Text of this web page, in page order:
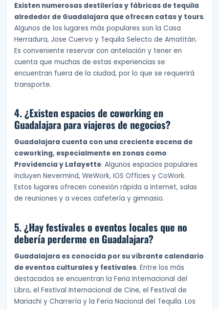
Existen numerosas destilerías y fábricas de tequila
alrededor de Guadalajara que ofrecen catas y tours.
Algunos de los lugares más populares son la Casa
Herradura, Jose Cuervo y Tequila Selecto de Amatitán.
Es conveniente reservar con antelación y tener en
cuenta que muchas de estas experiencias se
encuentran fuera de la ciudad, por lo que se requerirá
transporte.
4. ¿Existen espacios de coworking en
Guadalajara para viajeros de negocios?
Guadalajara cuenta con una creciente escena de
coworking, especialmente en zonas como
Providencia y Lafayette. Algunos espacios populares
incluyen Nevermind, WeWork, IOS Offices y CoWork.
Estos lugares ofrecen conexión rápida a internet, salas
de reuniones y a veces cafetería y gimnasio.
5. ¿Hay festivales o eventos locales que no
debería perderme en Guadalajara?
Guadalajara es conocida por su vibrante calendario
de eventos culturales y festivales. Entre los más
destacados se encuentran la Feria Internacional del
Libro, el Festival Internacional de Cine, el Festival de
Mariachi y Charrería y la Feria Nacional del Tequila. Los